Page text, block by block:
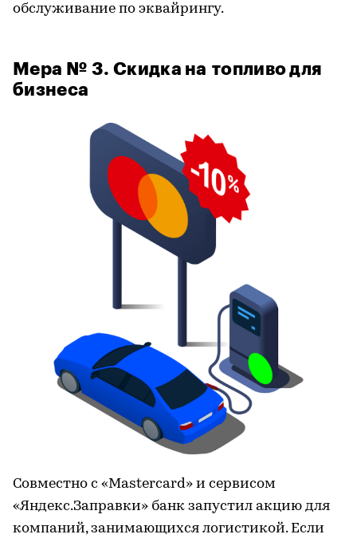
обслуживание по эквайрингу.
Мера № 3. Скидка на топливо для
бизнеса
Совместно с «Mastercard» и сервисом
«Яндекс.Заправки» банк запустил акцию для
компаний, занимающихся логистикой. Если